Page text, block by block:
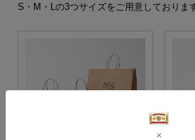
S・M・Lの3つサイズをご用意しておりま